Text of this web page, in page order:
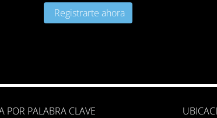
POR PALABRA CLAVE